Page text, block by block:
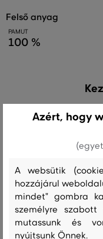
felső anyag
PAMUT
100 %
Azért, hogy
A websütik
hozzájárul
mindet" gombra
személyre szabott
mutassunk és
nyújtsunk Önnek.